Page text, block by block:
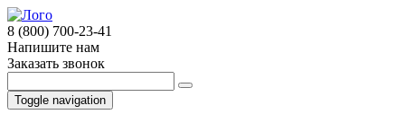
8 (800) 700-23-41
Напишите нам
Заказать звонок
Toggle navigation